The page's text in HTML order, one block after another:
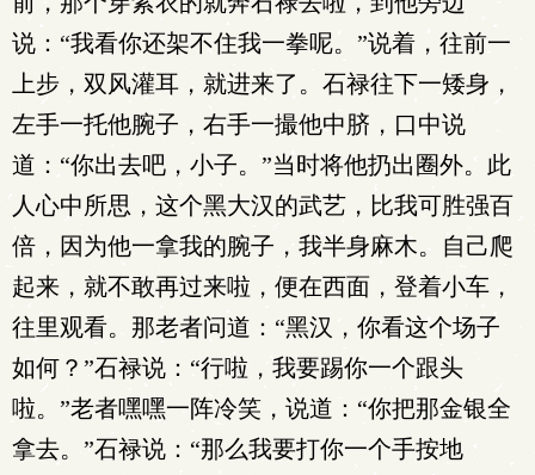
说：“我看你还架不住我一拳呢。”说着，往前一
上步，双风灌耳，就进来了。石禄往下一矮身，
左手一托他腕子，右手一撮他中脐，口中说
道：“你出去吧，小子。”当时将他扔出圈外。此
人心中所思，这个黑大汉的武艺，比我可胜强百
倍，因为他一拿我的腕子，我半身麻木。自己爬
起来，就不敢再过来啦，便在西面，登着小车，
往里观看。那老者问道：“黑汉，你看这个场子
如何？”石禄说：“行啦，我要踢你一个跟头
啦。”老者嘿嘿一阵冷笑，说道：“你把那金银全
拿去。”石禄说：“那么我要打你一个手按地